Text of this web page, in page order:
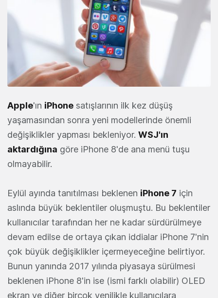
Apple'ın iPhone satışlarının ilk kez düşüş
yaşamasından sonra yeni modellerinde önemli
değişiklikler yapması bekleniyor. WSJ'ın
aktardığına göre iPhone 8'de ana menü tuşu
olmayabilir.
Eylül ayında tanıtılması beklenen iPhone 7 için
aslında büyük beklentiler oluşmuştu. Bu beklentiler
kullanıcılar tarafından her ne kadar sürdürülmeye
devam edilse de ortaya çıkan iddialar iPhone 7'nin
çok büyük değişiklikler içermeyeceğine belirtiyor.
Bunun yanında 2017 yılında piyasaya sürülmesi
beklenen iPhone 8'in ise (ismi farklı olabilir) OLED
ekran ve diğer birçok yenilikle kullanıcılara